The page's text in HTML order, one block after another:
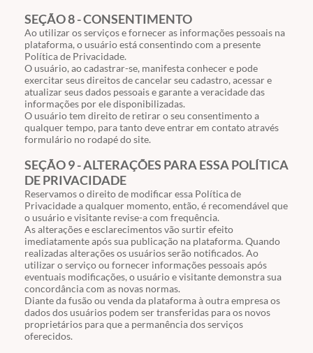
SEÇÃO 8 - CONSENTIMENTO
Ao utilizar os serviços e fornecer as informações pessoais na
plataforma, o usuário está consentindo com a presente
Política de Privacidade.
O usuário, ao cadastrar-se, manifesta conhecer e pode
exercitar seus direitos de cancelar seu cadastro, acessar e
atualizar seus dados pessoais e garante a veracidade das
informações por ele disponibilizadas.
O usuário tem direito de retirar o seu consentimento a
qualquer tempo, para tanto deve entrar em contato através
formulário no rodapé do site.
SEÇÃO 9 - ALTERAÇÕES PARA ESSA POLÍTICA
DE PRIVACIDADE
Reservamos o direito de modificar essa Política de
Privacidade a qualquer momento, então, é recomendável que
o usuário e visitante revise-a com frequência.
As alterações e esclarecimentos vão surtir efeito
imediatamente após sua publicação na plataforma. Quando
realizadas alterações os usuários serão notificados. Ao
utilizar o serviço ou fornecer informações pessoais após
eventuais modificações, o usuário e visitante demonstra sua
concordância com as novas normas.
Diante da fusão ou venda da plataforma à outra empresa os
dados dos usuários podem ser transferidas para os novos
proprietários para que a permanência dos serviços
oferecidos.